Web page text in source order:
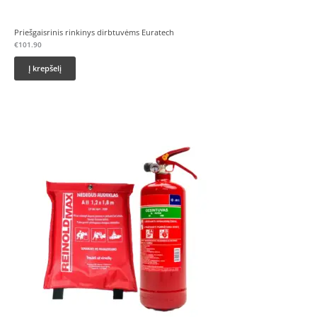
Priešgaisrinis rinkinys dirbtuvėms Euratech
€101.90
Į krepšelį